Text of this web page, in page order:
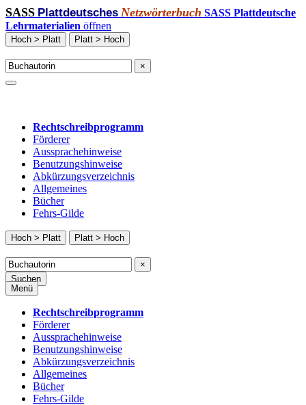
SASS Plattdeutsches Netzwörterbuch SASS Plattdeutsche
Lehrmaterialien öffnen
Hoch > Platt Platt > Hoch
×
Rechtschreibprogramm
Förderer
Aussprachehinweise
Benutzungshinweise
Abkürzungsverzeichnis
Allgemeines
Bücher
Fehrs-Gilde
Hoch > Platt Platt > Hoch
×
Suchen
Menü
Rechtschreibprogramm
Förderer
Aussprachehinweise
Benutzungshinweise
Abkürzungsverzeichnis
Allgemeines
Bücher
Fehrs-Gilde